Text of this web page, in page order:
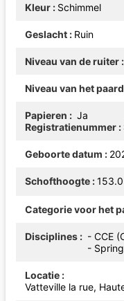
Kleur Schimmel
Geslacht Ruin
Niveau van de ruiter
Niveau van het paard
Papieren
Ja
Registratienummer
Geboorte datum
Schofthoogte 153.0
Categorie voor het
Disciplines
- CCE
-
Locatie
Vatteville la rue,